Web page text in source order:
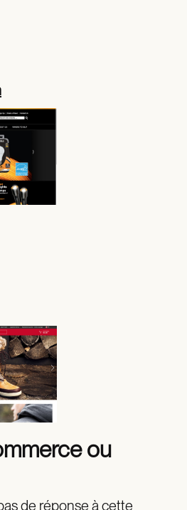
ou
de réponse à cette